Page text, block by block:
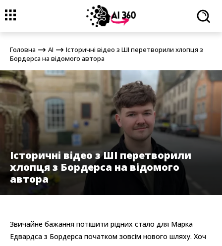
Головна
Історичні відео з ШІ перетворили хлопця з Бордерса
на відомого автора
Головна AI
Історичні відео з ШІ перетворили хлопця з
Бордерса на відомого автора
Історичні відео з ШІ перетворили
хлопця з Бордерса на відомого
автора
Звичайне бажання потішити рідних стало для Марка
Едвардса з Бордерса початком зовсім нового шляху. Хоч